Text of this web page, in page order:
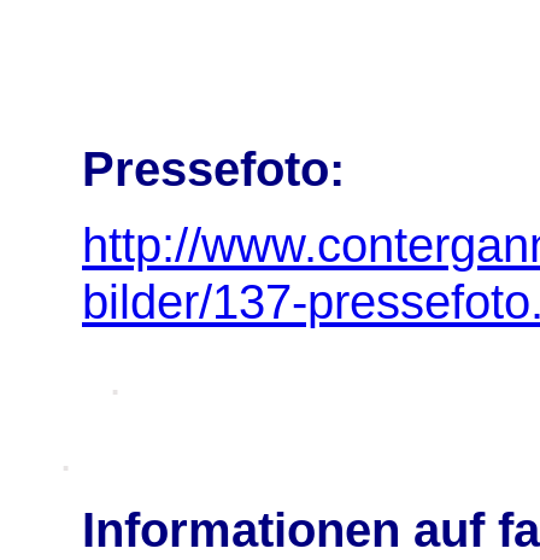
Pressefoto:
http://
bilder/137-
.
.
Informationen auf